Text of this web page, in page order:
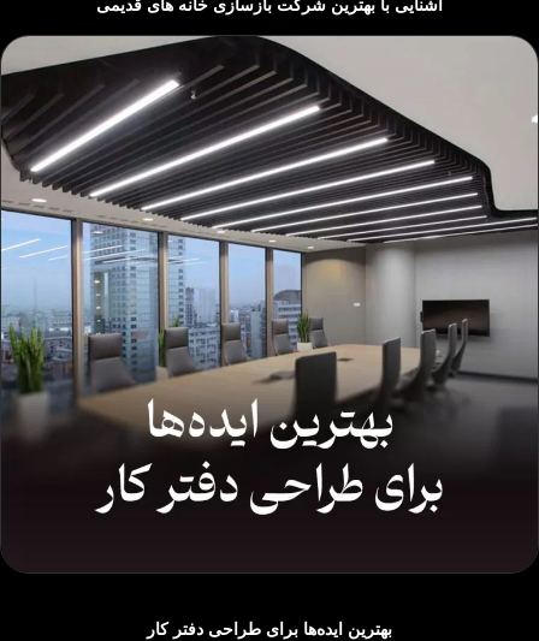
آشنایی با بهترین شرکت بازسازی خانه های قدیمی
بهترین ایده‌ها برای طراحی دفتر کار